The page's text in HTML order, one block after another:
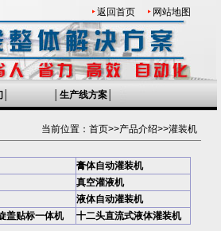
返回首页 网站地图
生产线方案│
当前位置： 首页>>产品介绍>>灌装机
膏体自动灌装机
真空灌液机
液体自动灌装机
盖贴标一体机 十二头直流式液体灌装机